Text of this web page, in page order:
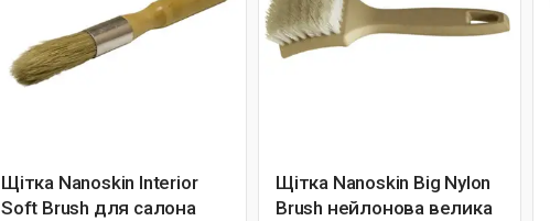
Щітка Nanoskin Interior
Soft Brush для салона
Щітка Nanoskin Big Nylon
Brush нейлонова велика